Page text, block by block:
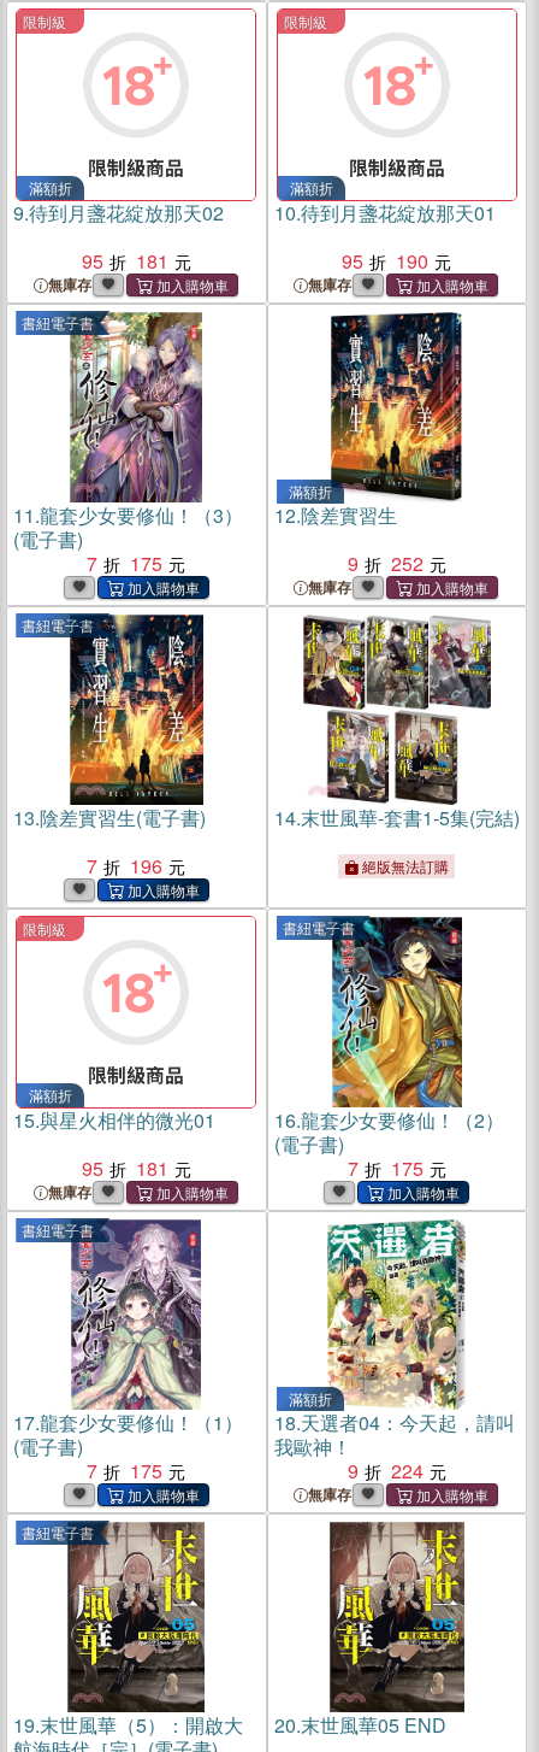
限制級
滿額折
9.待到月盞花綻放那天02
95
181
無庫存
限制級
滿額折
10.待到月盞花綻放那天01
95
190
無庫存
書紐電子書
11.龍套少女要修仙！（3）
(電子書)
7
175
滿額折
12.陰差實習生
9
252
無庫存
書紐電子書
13.陰差實習生(電子書)
7
196
14.末世風華-套書1-5集(完結)
絕版無法訂購
限制級
滿額折
15.與星火相伴的微光01
95
181
無庫存
書紐電子書
16.龍套少女要修仙！（2）
(電子書)
7
175
書紐電子書
17.龍套少女要修仙！（1）
(電子書)
7
175
滿額折
18.天選者04：今天起，請叫
我歐神！
9
224
無庫存
書紐電子書
19.末世風華（5）：開啟大
20.末世風華05 END